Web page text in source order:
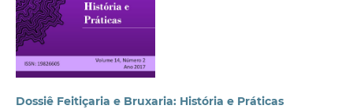
Dossiê Feitiçaria e Bruxaria: História e Práticas